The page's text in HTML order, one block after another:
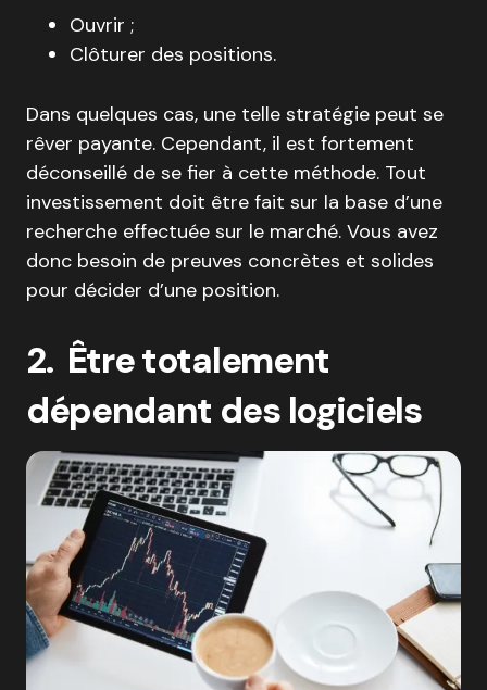
Ouvrir ;
Clôturer des positions.
Dans quelques cas, une telle stratégie peut se
rêver payante. Cependant, il est fortement
déconseillé de se fier à cette méthode. Tout
investissement doit être fait sur la base d’une
recherche effectuée sur le marché. Vous avez
donc besoin de preuves concrètes et solides
pour décider d’une position.
2. Être totalement
dépendant des logiciels